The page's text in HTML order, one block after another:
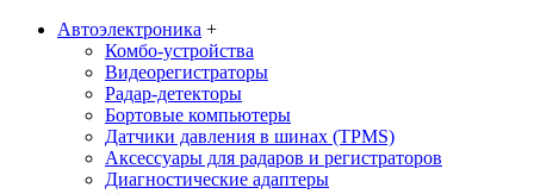
Автоэлектроника +
Комбо-устройства
Видеорегистраторы
Радар-детекторы
Бортовые компьютеры
Датчики давления в шинах (TPMS)
Аксессуары для радаров и регистраторов
Диагностические адаптеры